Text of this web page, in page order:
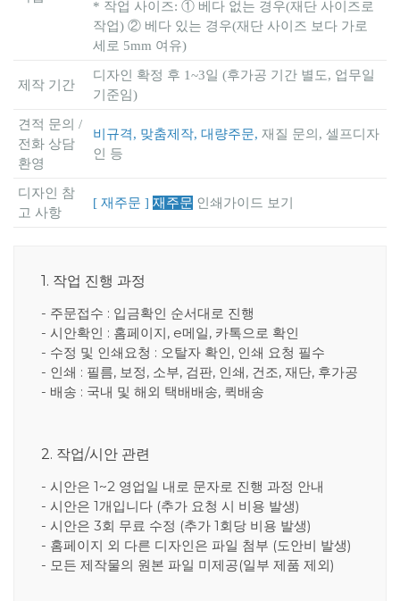
* 작업 사이즈: ① 베다 없는 경우(재단 사이즈로
작업) ② 베다 있는 경우(재단 사이즈 보다 가로
세로 5mm 여유)
제작 기간
디자인 확정 후 1~3일 (후가공 기간 별도, 업무일
기준임)
견적 문의 /
전화 상담
환영
비규격, 맞춤제작, 대량주문, 재질 문의, 셀프디자
인 등
디자인 참
고 사항
[ 재주문 ] 재주문 인쇄가이드 보기
1. 작업 진행 과정
- 주문접수 : 입금확인 순서대로 진행
- 시안확인 : 홈페이지, e메일, 카톡으로 확인
- 수정 및 인쇄요청 : 오탈자 확인, 인쇄 요청 필수
- 인쇄 : 필름, 보정, 소부, 검판, 인쇄, 건조, 재단, 후가공
- 배송 : 국내 및 해외 택배배송, 퀵배송
2. 작업/시안 관련
- 시안은 1~2 영업일 내로 문자로 진행 과정 안내
- 시안은 1개입니다 (추가 요청 시 비용 발생)
- 시안은 3회 무료 수정 (추가 1회당 비용 발생)
- 홈페이지 외 다른 디자인은 파일 첨부 (도안비 발생)
- 모든 제작물의 원본 파일 미제공(일부 제품 제외)